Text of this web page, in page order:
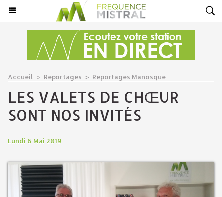
Accueil > Reportages > Reportages Manosque
LES VALETS DE CHŒUR
SONT NOS INVITÉS
Lundi 6 Mai 2019